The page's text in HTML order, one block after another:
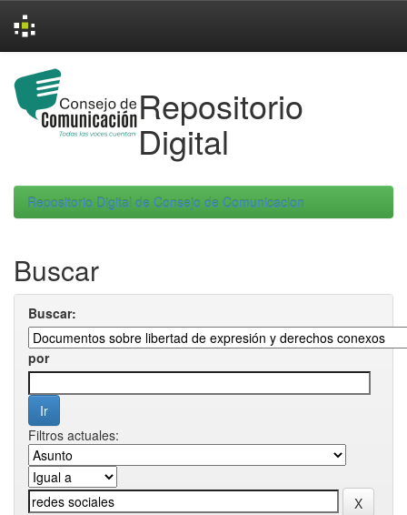
navigation
Repositorio
Digital
Repositorio Digital de Consejo de Comunicacion
Buscar
Buscar:
por
Filtros actuales: